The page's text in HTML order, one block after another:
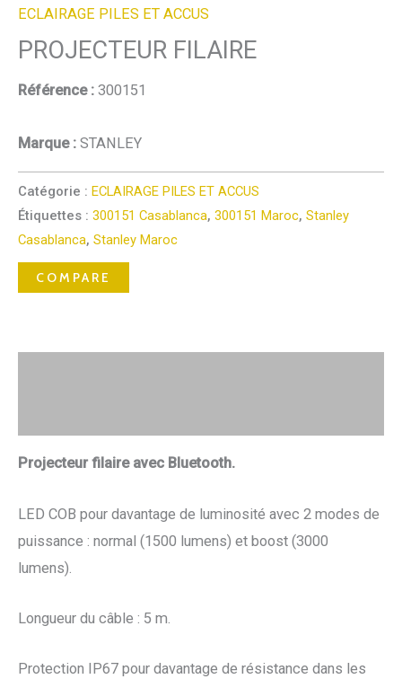
ECLAIRAGE PILES ET ACCUS
PROJECTEUR FILAIRE
Référence : 300151
Marque : STANLEY
Catégorie : ECLAIRAGE PILES ET ACCUS
Étiquettes : 300151 Casablanca, 300151 Maroc, Stanley
Casablanca, Stanley Maroc
COMPARE
Projecteur filaire avec Bluetooth.
LED COB pour davantage de luminosité avec 2 modes de
puissance : normal (1500 lumens) et boost (3000
lumens).
Longueur du câble : 5 m.
Protection IP67 pour davantage de résistance dans les